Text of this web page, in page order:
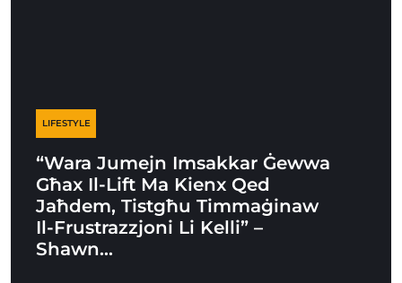
LIFESTYLE
“Wara Jumejn Imsakkar Ġewwa
Għax Il-Lift Ma Kienx Qed
Jaħdem, Tistgħu Timmaġinaw
Il-Frustrazzjoni Li Kelli” –
Shawn…